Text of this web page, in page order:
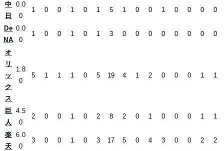
中
日
0.0
0
1 0 0 1 0 1 5 1 0 0 1 0 0 0 0
De
NA
0.0
0
1 0 0 1 0 1 3 0 0 0 0 0 0 0 0
オ
リ
ッ
ク
ス
1.8
0
5 1 1 1 0 5 19 4 1 2 0 0 0 1 1
巨
人
4.5
0
2 0 0 1 0 2 8 2 0 1 0 0 0 1 1
楽
天
6.0
0
3 0 0 1 0 3 17 5 0 4 3 0 0 2 2